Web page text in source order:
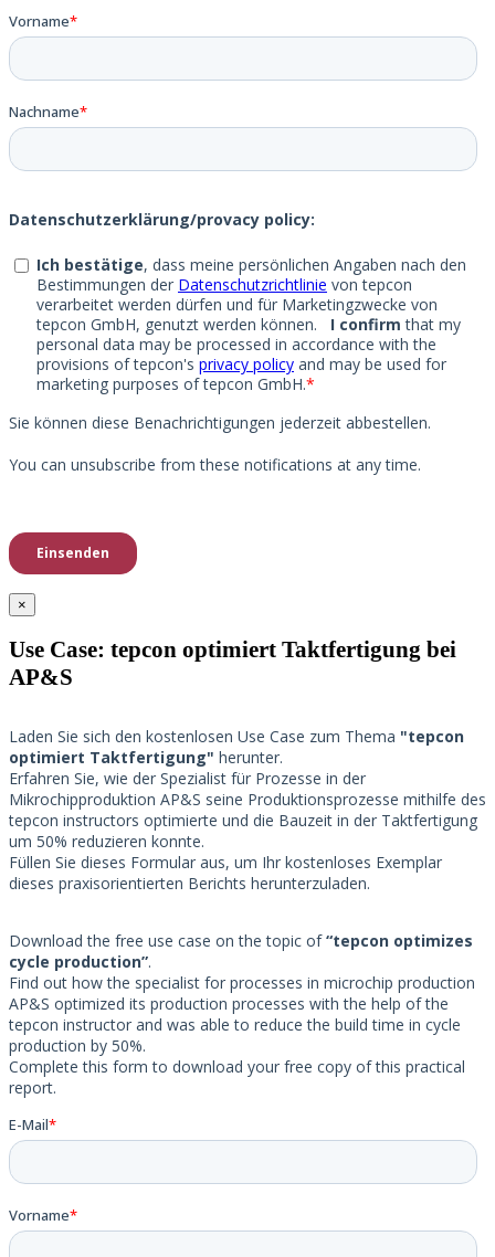
×
Use Case: tepcon optimiert Taktfertigung bei
AP&S​